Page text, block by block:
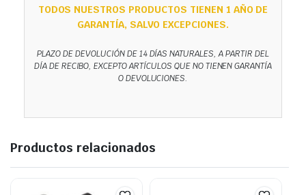
TODOS NUESTROS PRODUCTOS TIENEN 1 AÑO DE
GARANTÍA, SALVO EXCEPCIONES.
PLAZO DE DEVOLUCIÓN DE 14 DÍAS NATURALES, A PARTIR DEL
DÍA DE RECIBO, EXCEPTO ARTÍCULOS QUE NO TIENEN GARANTÍA
O DEVOLUCIONES.
Productos relacionados